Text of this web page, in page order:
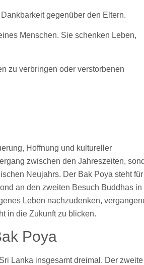
gegenüber den Eltern.
Menschen. Sie schenken Leben,
zu verbringen oder verstorbenen
Hoffnung und kultureller
zwischen den Jahreszeiten,
Neujahrs. Der Bak Poya steht für
an den zweiten Besuch Buddhas in
Leben nachzudenken,
in die Zukunft zu blicken.
Poya
Lanka insgesamt dreimal. Der zweite